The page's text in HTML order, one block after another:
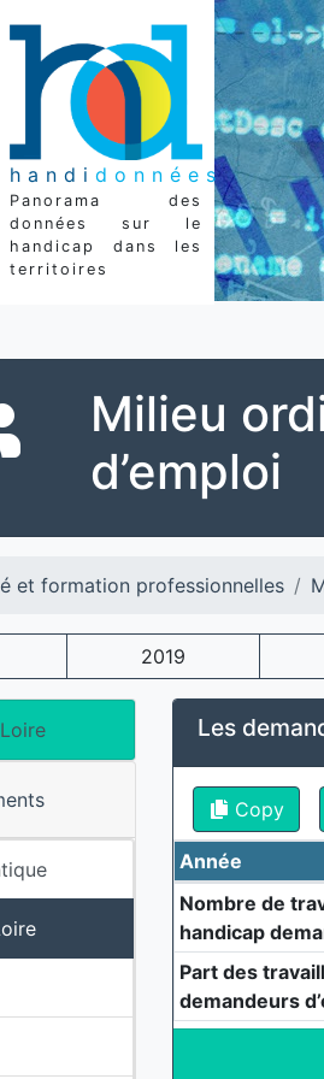
handi données
Panorama des
données sur le
handicap dans les
territoires
Milieu
d’emploi
et formation professionnelles
2019
Les
Copy
Année
Nombre de
handicap
Part des
demandeurs